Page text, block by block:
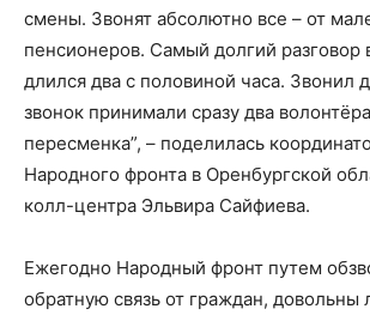
смены. Звонят абсолютно все – от
пенсионеров. Самый долгий разговор
длился два с половиной часа. Звонил
звонок принимали сразу два
пересменка”, – поделилась
Народного фронта в Оренбургской
колл-центра Эльвира Сайфиева.
Ежегодно Народный фронт путем
обратную связь от граждан, довольны